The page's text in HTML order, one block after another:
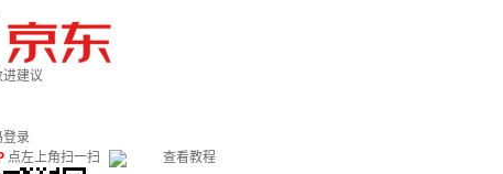
建议
登录
点左上角扫一扫 查看教程